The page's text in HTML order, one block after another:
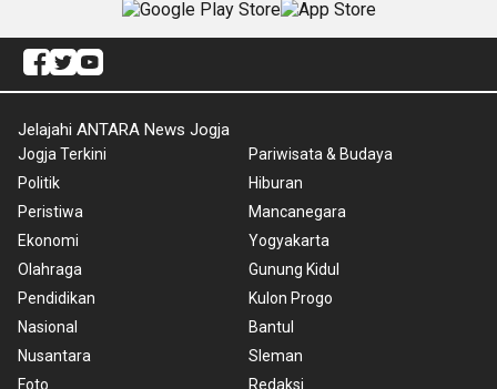
Jelajahi ANTARA News Jogja
Jogja Terkini
Politik
Peristiwa
Ekonomi
Olahraga
Pendidikan
Nasional
Nusantara
Foto
Pariwisata & Budaya
Hiburan
Mancanegara
Yogyakarta
Gunung Kidul
Kulon Progo
Bantul
Sleman
Redaksi